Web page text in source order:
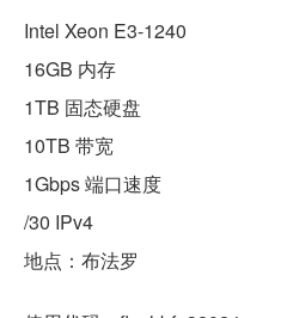
Intel Xeon E3-1240
16GB 内存
1TB 固态硬盘
10TB 带宽
1Gbps 端口速度
/30 IPv4
地点：布法罗